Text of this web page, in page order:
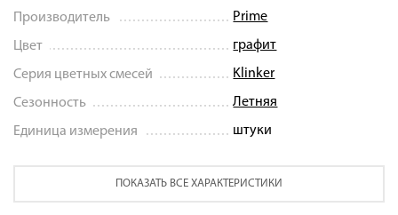
Производитель Prime
Цвет графит
Серия цветных смесей Klinker
Сезонность Летняя
Единица измерения штуки
ПОКАЗАТЬ ВСЕ ХАРАКТЕРИСТИКИ